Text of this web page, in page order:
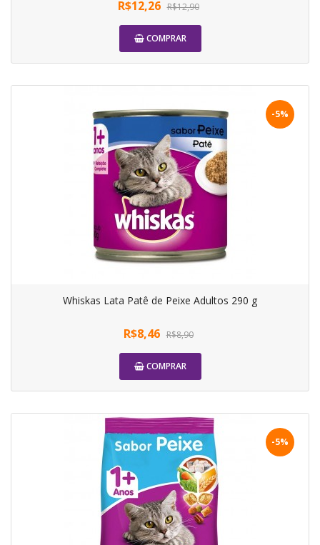
R$12,26 R$12,90
COMPRAR
-5%
Whiskas Lata Patê de Peixe Adultos 290 g
R$8,46 R$8,90
COMPRAR
-5%